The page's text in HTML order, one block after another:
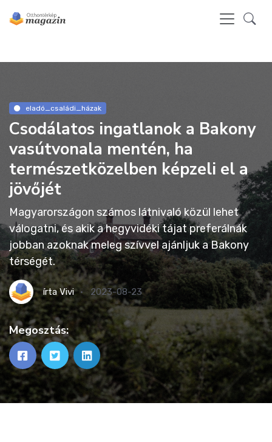
eladó_családi_házak
Csodálatos ingatlanok a Bakony
vasútvonala mentén, ha
természetközelben képzeli el a
jövőjét
Magyarországon számos látnivaló közül lehet
válogatni, és akik a hegyvidéki tájat preferálnák
jobban azoknak meleg szívvel ajánljuk a Bakony
térségét.
írtaVivi 2023-08-23
Megosztás: